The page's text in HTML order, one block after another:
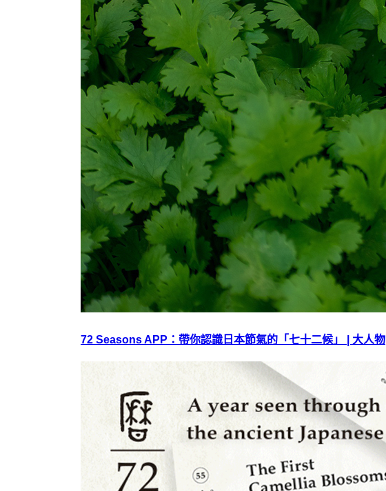
72 Seasons APP：帶你認識日本節氣的「七十二候」 | 大人物